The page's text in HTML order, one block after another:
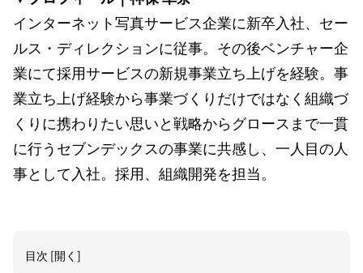
インターネット写真サービス企業に新卒入社、セー
ルス・ディレクションに従事。その後ベンチャー企
業にて採用サービスの新規事業立ち上げを経験。事
業立ち上げ経験から事業づくりだけではなく組織づ
くりに携わりたい思いと戦略からグロースまで一貫
に行うセブンデックスの事業に共感し、一人目の人
事として入社。採用、組織開発を担当。
目次 [開く ]